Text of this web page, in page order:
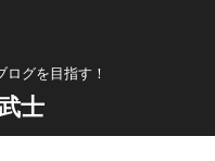
ログを目指す！
士